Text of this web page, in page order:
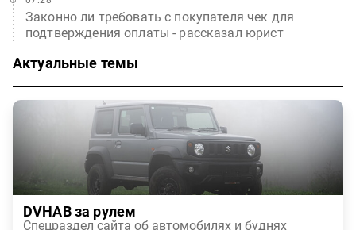
Законно ли требовать с покупателя чек для
подтверждения оплаты - рассказал юрист
Актуальные темы
DVHAB за рулем
Спецраздел сайта об автомобилях и буднях